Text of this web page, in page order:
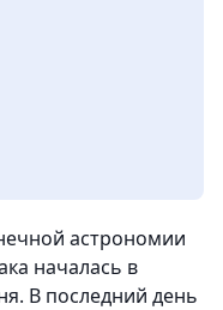
астрономии
началась в
В последний день